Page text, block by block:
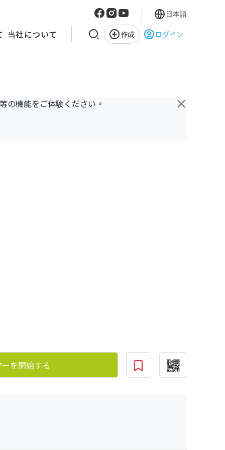
当社について 作成 ログイン
日本語
×
の機能をご体験ください。
を開始する